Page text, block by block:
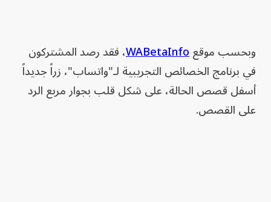
وبحسب موقعWABetaInfo، فقد رصد المشتركون
في برنامج الخصائص التجريبية لـ"واتساب"، زراً جديداً
أسفل قصص الحالة، على شكل قلب بجوار مربع الرد
على القصص.